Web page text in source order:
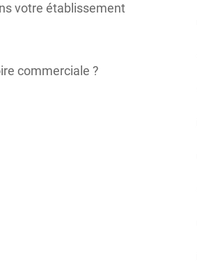
votre établissement
commerciale ?